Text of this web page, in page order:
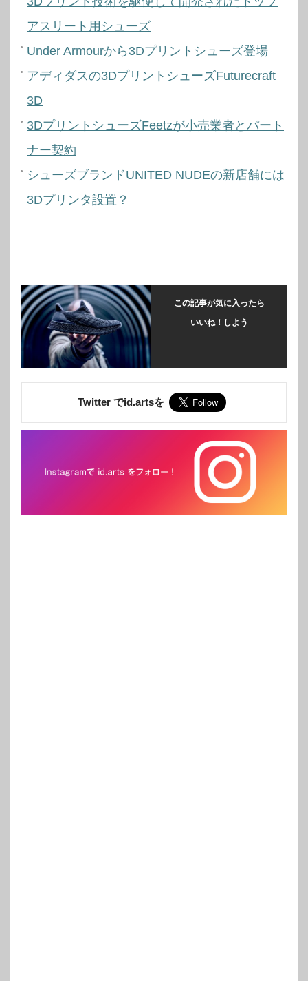
アスリート用シューズ
Under Armourから3Dプリントシューズ登場
アディダスの3DプリントシューズFuturecraft
3D
3DプリントシューズFeetzが小売業者とパート
ナー契約
シューズブランドUNITED NUDEの新店舗には
3Dプリンタ設置？
この記事が気に入ったら
いいね！しよう
Twitter でid.artsを